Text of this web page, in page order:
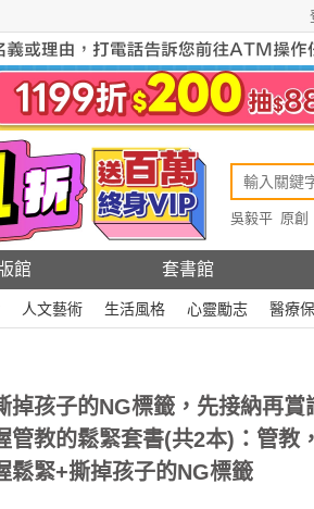
吳毅平 原創
館 套書館
人文藝術 生活風格 心靈勵志 醫療
掉孩子的NG標籤，先接納再賞
管教的鬆緊套書(共2本)：管教
鬆緊+撕掉孩子的NG標籤